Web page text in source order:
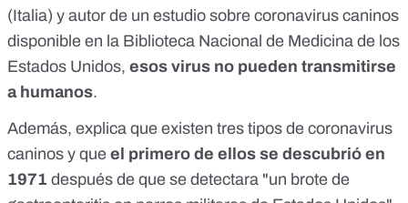
(Italia) y autor de un estudio sobre coronavirus caninos
disponible en la Biblioteca Nacional de Medicina de los
Estados Unidos, esos virus no pueden transmitirse
a humanos.
Además, explica que existen tres tipos de coronavirus
caninos y que el primero de ellos se descubrió en
1971 después de que se detectara "un brote de